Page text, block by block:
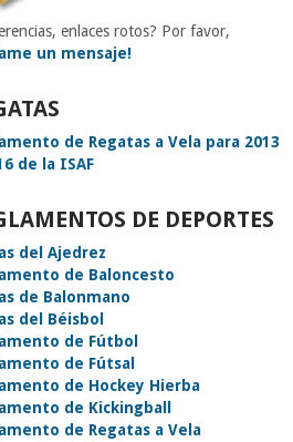
enlaces rotos? Por favor,
un mensaje!
de Regatas a Vela para 2013
de la ISAF
DE DEPORTES
del Ajedrez
de Baloncesto
de Balonmano
del Béisbol
de Fútbol
de Fútsal
de Hockey Hierba
de Kickingball
de Regatas a Vela